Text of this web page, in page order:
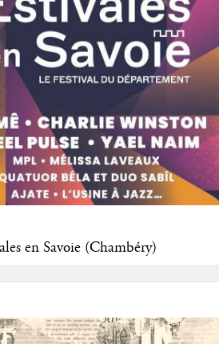
en Savoie (Chambéry)